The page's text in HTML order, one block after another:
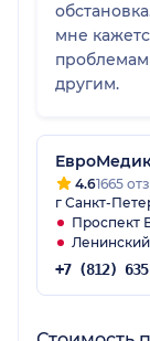
мне
другим.
4.61665
г Санкт-
Проспект
Ленинский